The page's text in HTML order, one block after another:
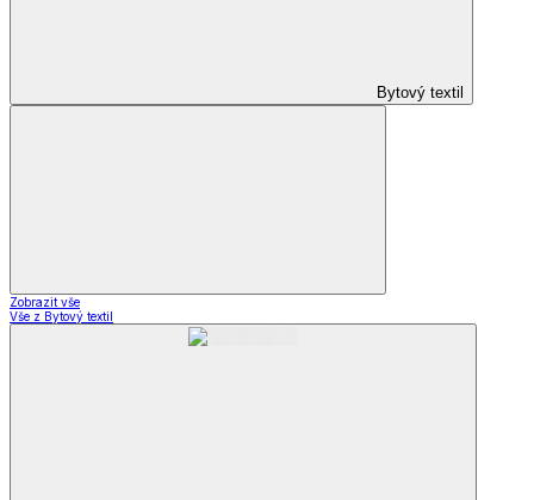
Bytový textil
Zobrazit vše
Vše z Bytový textil